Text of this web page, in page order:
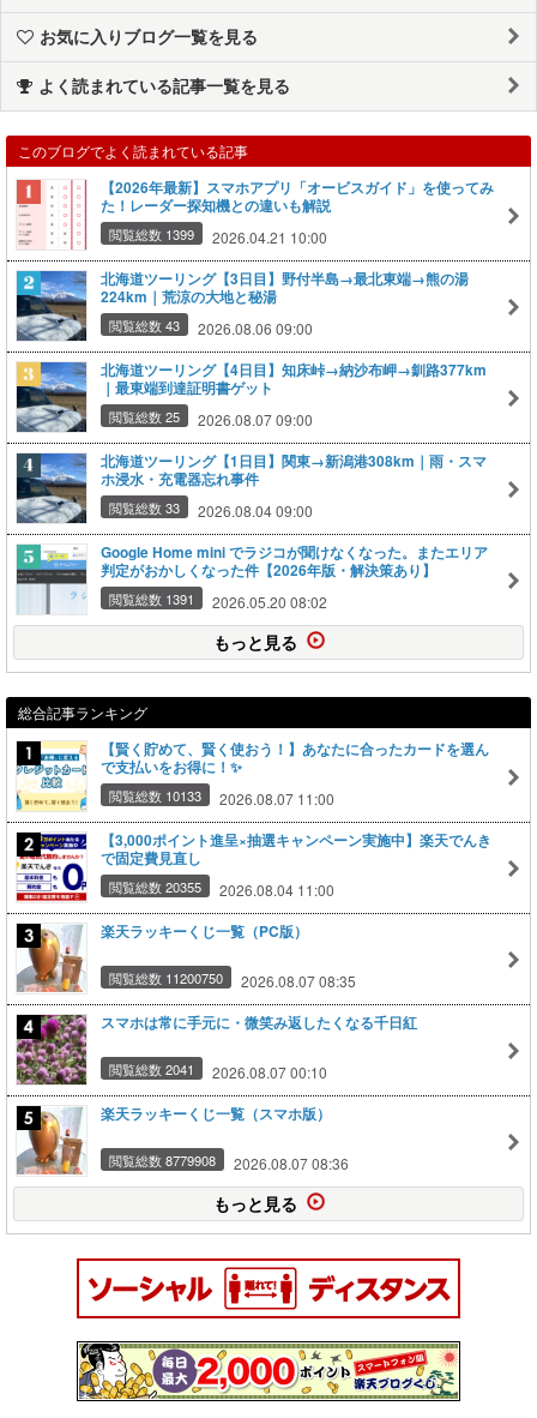
お気に入りブログ一覧を見る
よく読まれている記事一覧を見る
このブログでよく読まれている記事
【2026年最新】スマホアプリ「オービスガイド」を使ってみ
た！レーダー探知機との違いも解説
閲覧総数 1399 2026.04.21 10:00
北海道ツーリング【3日目】野付半島→最北東端→熊の湯
224km｜荒涼の大地と秘湯
閲覧総数 43 2026.08.06 09:00
北海道ツーリング【4日目】知床峠→納沙布岬→釧路377km
｜最東端到達証明書ゲット
閲覧総数 25 2026.08.07 09:00
北海道ツーリング【1日目】関東→新潟港308km｜雨・スマ
ホ浸水・充電器忘れ事件
閲覧総数 33 2026.08.04 09:00
Google Home mini でラジコが聞けなくなった。またエリア
判定がおかしくなった件【2026年版・解決策あり】
閲覧総数 1391 2026.05.20 08:02
もっと見る
総合記事ランキング
【賢く貯めて、賢く使おう！】あなたに合ったカードを選ん
で支払いをお得に！✨
閲覧総数 10133 2026.08.07 11:00
【3,000ポイント進呈×抽選キャンペーン実施中】楽天でんき
で固定費見直し
閲覧総数 20355 2026.08.04 11:00
楽天ラッキーくじ一覧（PC版）
閲覧総数 11200750 2026.08.07 08:35
スマホは常に手元に・微笑み返したくなる千日紅
閲覧総数 2041 2026.08.07 00:10
楽天ラッキーくじ一覧（スマホ版）
閲覧総数 8779908 2026.08.07 08:36
もっと見る